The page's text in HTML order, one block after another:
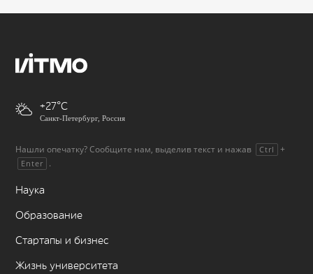
+27
Санкт-Петербург, Россия
Нашли опечатку? Сообщите нам, выделив текст и нажав Ctrl +
Enter .
Наука
Образование
Стартапы и бизнес
Жизнь университета